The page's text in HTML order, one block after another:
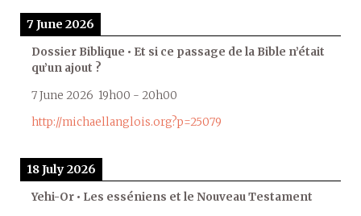
7 June 2026
Dossier Biblique • Et si ce passage de la Bible n’était
qu’un ajout ?
7 June 2026 19h00 - 20h00
http://michaellanglois.org?p=25079
18 July 2026
Yehi-Or • Les esséniens et le Nouveau Testament